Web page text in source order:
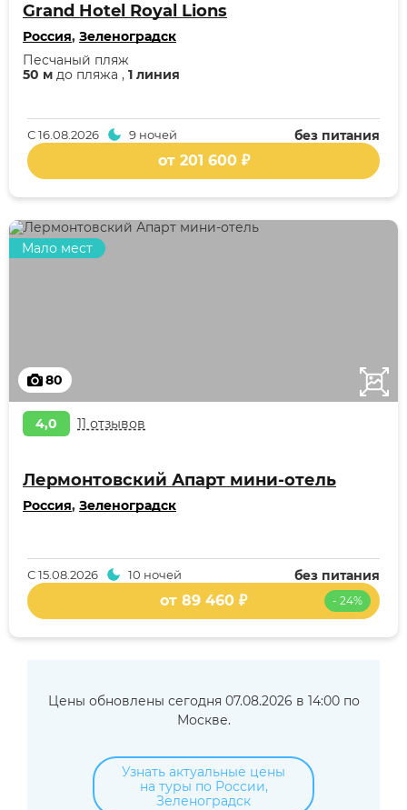
Grand Hotel Royal Lions
Россия, Зеленоградск
50 м до пляжа , 1 линия
Песчаный пляж
без питания
С16.08.2026 9 ночей
от 201 600 ₽
80
Мало мест
4,0 11 отзывов
Лермонтовский Апарт мини-отель
Россия, Зеленоградск
без питания
С15.08.2026 10 ночей
- 24%
от 89 460 ₽
Цены обновлены сегодня 07.08.2026 в 14:00 по
Москве.
Узнать актуальные цены
на туры по России,
Зеленоградск